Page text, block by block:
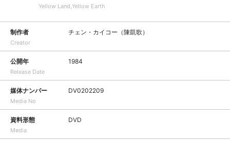
Yellow Land,Yellow Earth
制作者
Creator
チェン・カイコー（陳凱歌）
公開年
Release Date
1984
媒体ナンバー
Media No
DV0202209
資料形態
Media
DVD